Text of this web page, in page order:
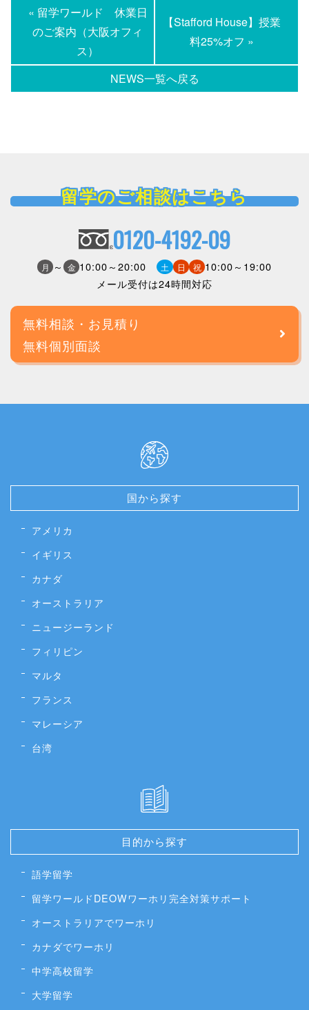
« 留学ワールド 休業日
のご案内（大阪オフィ
ス）
NEWS一覧へ戻る
【Stafford House】授業
料25%オフ »
留学のご相談はこちら
0120-4192-09
月 ～ 金 10:00～20:00 土 日 祝 10:00～19:00
メール受付は24時間対応
無料相談・お見積り
無料個別面談
国から探す
アメリカ
イギリス
カナダ
オーストラリア
ニュージーランド
フィリピン
マルタ
フランス
マレーシア
台湾
目的から探す
語学留学
留学ワールドDEOWワーホリ完全対策サポート
オーストラリアでワーホリ
カナダでワーホリ
中学高校留学
大学留学